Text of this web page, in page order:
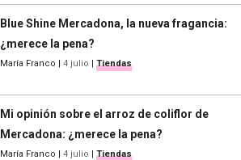
Blue Shine Mercadona, la nueva fragancia:
¿merece la pena?
María Franco | 4 julio | Tiendas
Mi opinión sobre el arroz de coliflor de
Mercadona: ¿merece la pena?
María Franco | 4 julio | Tiendas